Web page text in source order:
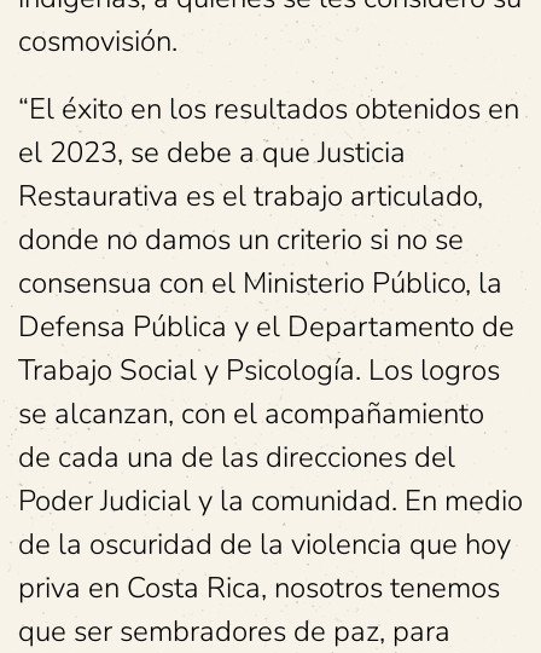
cosmovisión.
“El éxito en los resultados obtenidos en
el 2023, se debe a que Justicia
Restaurativa es el trabajo articulado,
donde no damos un criterio si no se
consensua con el Ministerio Público, la
Defensa Pública y el Departamento de
Trabajo Social y Psicología. Los logros
se alcanzan, con el acompañamiento
de cada una de las direcciones del
Poder Judicial y la comunidad. En medio
de la oscuridad de la violencia que hoy
priva en Costa Rica, nosotros tenemos
que ser sembradores de paz, para